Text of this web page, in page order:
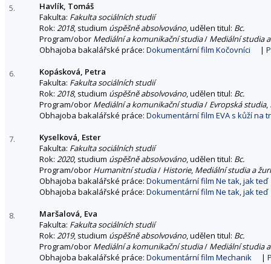
5.
Havlík, Tomáš
Fakulta: Fakulta sociálních studií
Rok: 2018, studium úspěšně absolvováno, udělen titul: Bc.
Program/obor Mediální a komunikační studia/ Mediální studia
Obhajoba bakalářské práce: Dokumentární film Kočovníci |
6.
Kopásková, Petra
Fakulta: Fakulta sociálních studií
Rok: 2018, studium úspěšně absolvováno, udělen titul: Bc.
Program/obor Mediální a komunikační studia/ Evropská studia,
Obhajoba bakalářské práce: Dokumentární film EVA s kůží na
7.
Kyselková, Ester
Fakulta: Fakulta sociálních studií
Rok: 2020, studium úspěšně absolvováno, udělen titul: Bc.
Program/obor Humanitní studia/ Historie, Mediální studia a
Obhajoba bakalářské práce: Dokumentární film Ne tak, jak teď
Obhajoba bakalářské práce: Dokumentární film Ne tak, jak teď
8.
Maršalová, Eva
Fakulta: Fakulta sociálních studií
Rok: 2019, studium úspěšně absolvováno, udělen titul: Bc.
Program/obor Mediální a komunikační studia/ Mediální studia
Obhajoba bakalářské práce: Dokumentární film Mechanik |